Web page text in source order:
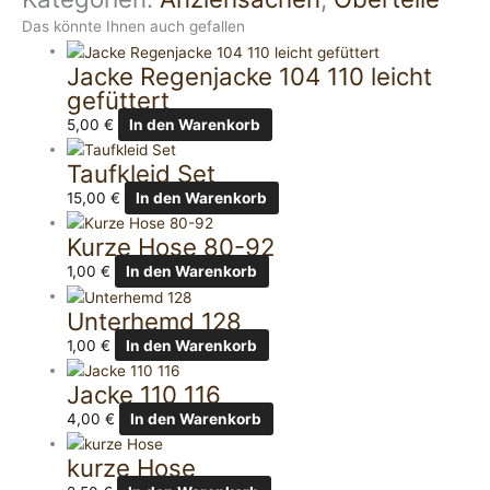
Das könnte Ihnen auch gefallen
Jacke Regenjacke 104 110 leicht
gefüttert
5,00€ In den Warenkorb
Taufkleid Set
15,00€ In den Warenkorb
Kurze Hose 80-92
1,00€ In den Warenkorb
Unterhemd 128
1,00€ In den Warenkorb
Jacke 110 116
4,00€ In den Warenkorb
kurze Hose